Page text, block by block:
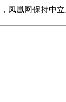
凤凰网保持中